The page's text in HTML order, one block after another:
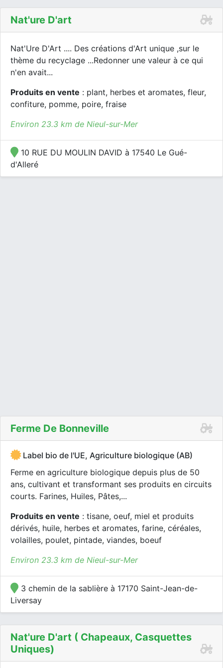
Nat'ure D'art
Nat'Ure D'Art .... Des créations d'Art unique ,sur le
thème du recyclage ...Redonner une valeur à ce qui
n'en avait...
Produits en vente : plant, herbes et aromates, fleur,
confiture, pomme, poire, fraise
Environ 23.3 km de Nieul-sur-Mer
10 RUE DU MOULIN DAVID à 17540 Le Gué-
d'Alleré
Ferme De Bonneville
Label bio de l'UE, Agriculture biologique (AB)
Ferme en agriculture biologique depuis plus de 50
ans, cultivant et transformant ses produits en circuits
courts. Farines, Huiles, Pâtes,...
Produits en vente : tisane, oeuf, miel et produits
dérivés, huile, herbes et aromates, farine, céréales,
volailles, poulet, pintade, viandes, boeuf
Environ 23.3 km de Nieul-sur-Mer
3 chemin de la sablière à 17170 Saint-Jean-de-
Liversay
Nat'ure D'art ( Chapeaux, Casquettes
Uniques)